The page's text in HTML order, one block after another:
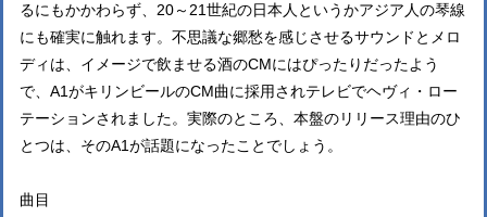
るにもかかわらず、20～21世紀の日本人というかアジア人の琴線
にも確実に触れます。不思議な郷愁を感じさせるサウンドとメロ
ディは、イメージで飲ませる酒のCMにはぴったりだったよう
で、A1がキリンビールのCM曲に採用されテレビでヘヴィ・ロー
テーションされました。実際のところ、本盤のリリース理由のひ
とつは、そのA1が話題になったことでしょう。
曲目